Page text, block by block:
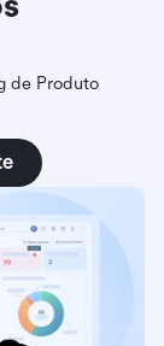
de Produto